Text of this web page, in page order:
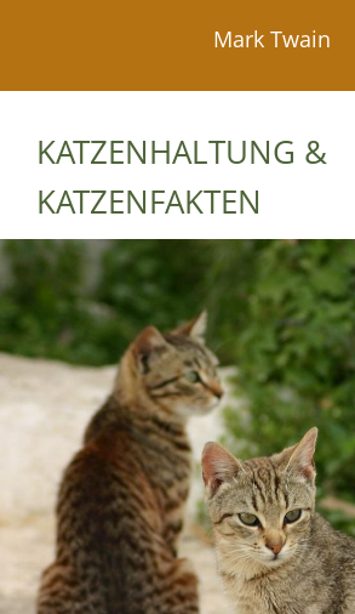
Mark Twain
KATZENHALTUNG &
KATZENFAKTEN